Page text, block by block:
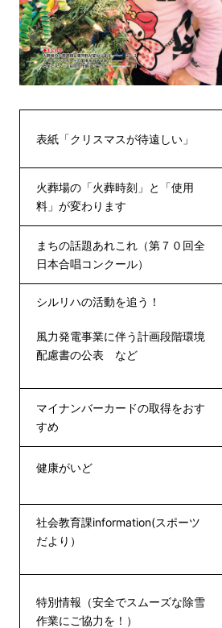
表紙「クリスマスが待遠しい」
火葬場の「火葬時刻」と「使用
料」が変わります
まちの話題あれこれ（第７０回全
日本合唱コンクール）
シルリハの活動を追う！
風力発電事業に伴う計画段階環境
配慮書の公表 など
マイナンバーカードの取得をおす
すめ
健康がいど
社会教育課information(スポーツ
だより）
特別情報（安全でスムーズな除雪
作業にご協力を！）